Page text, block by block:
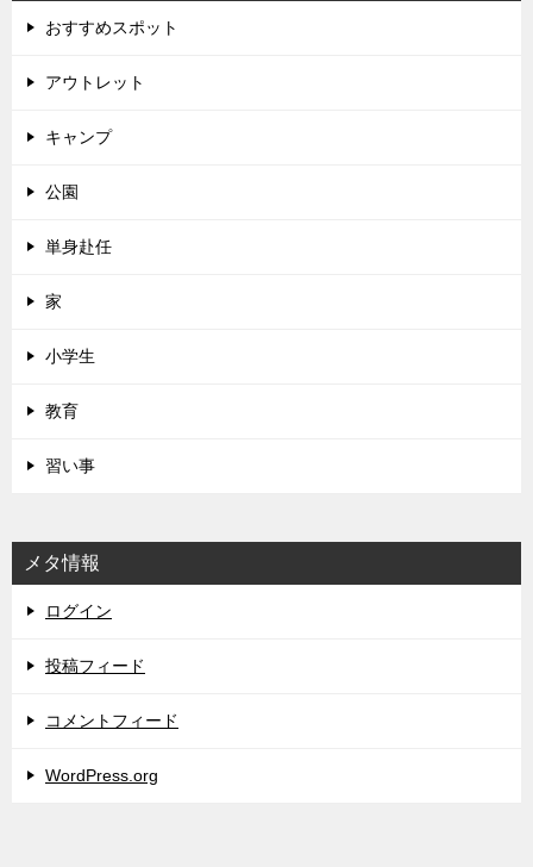
おすすめスポット
アウトレット
キャンプ
公園
単身赴任
家
小学生
教育
習い事
メタ情報
ログイン
投稿フィード
コメントフィード
WordPress.org